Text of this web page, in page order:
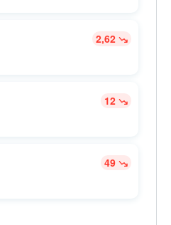
2,62
12
49